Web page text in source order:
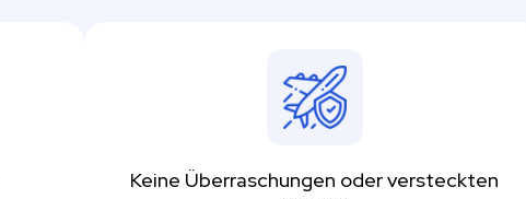
Keine Überraschungen oder versteckten